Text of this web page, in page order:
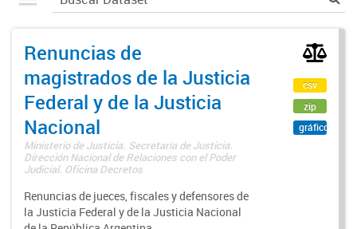
Renuncias de
magistrados de la Justicia
Federal y de la Justicia
Nacional
Ministerio de Justicia. Secretaría de Justicia.
Dirección Nacional de Relaciones con el Poder
Judicial. Oficina Decretos
Renuncias de jueces, fiscales y defensores de
la Justicia Federal y de la Justicia Nacional
csv
zip
gráfico